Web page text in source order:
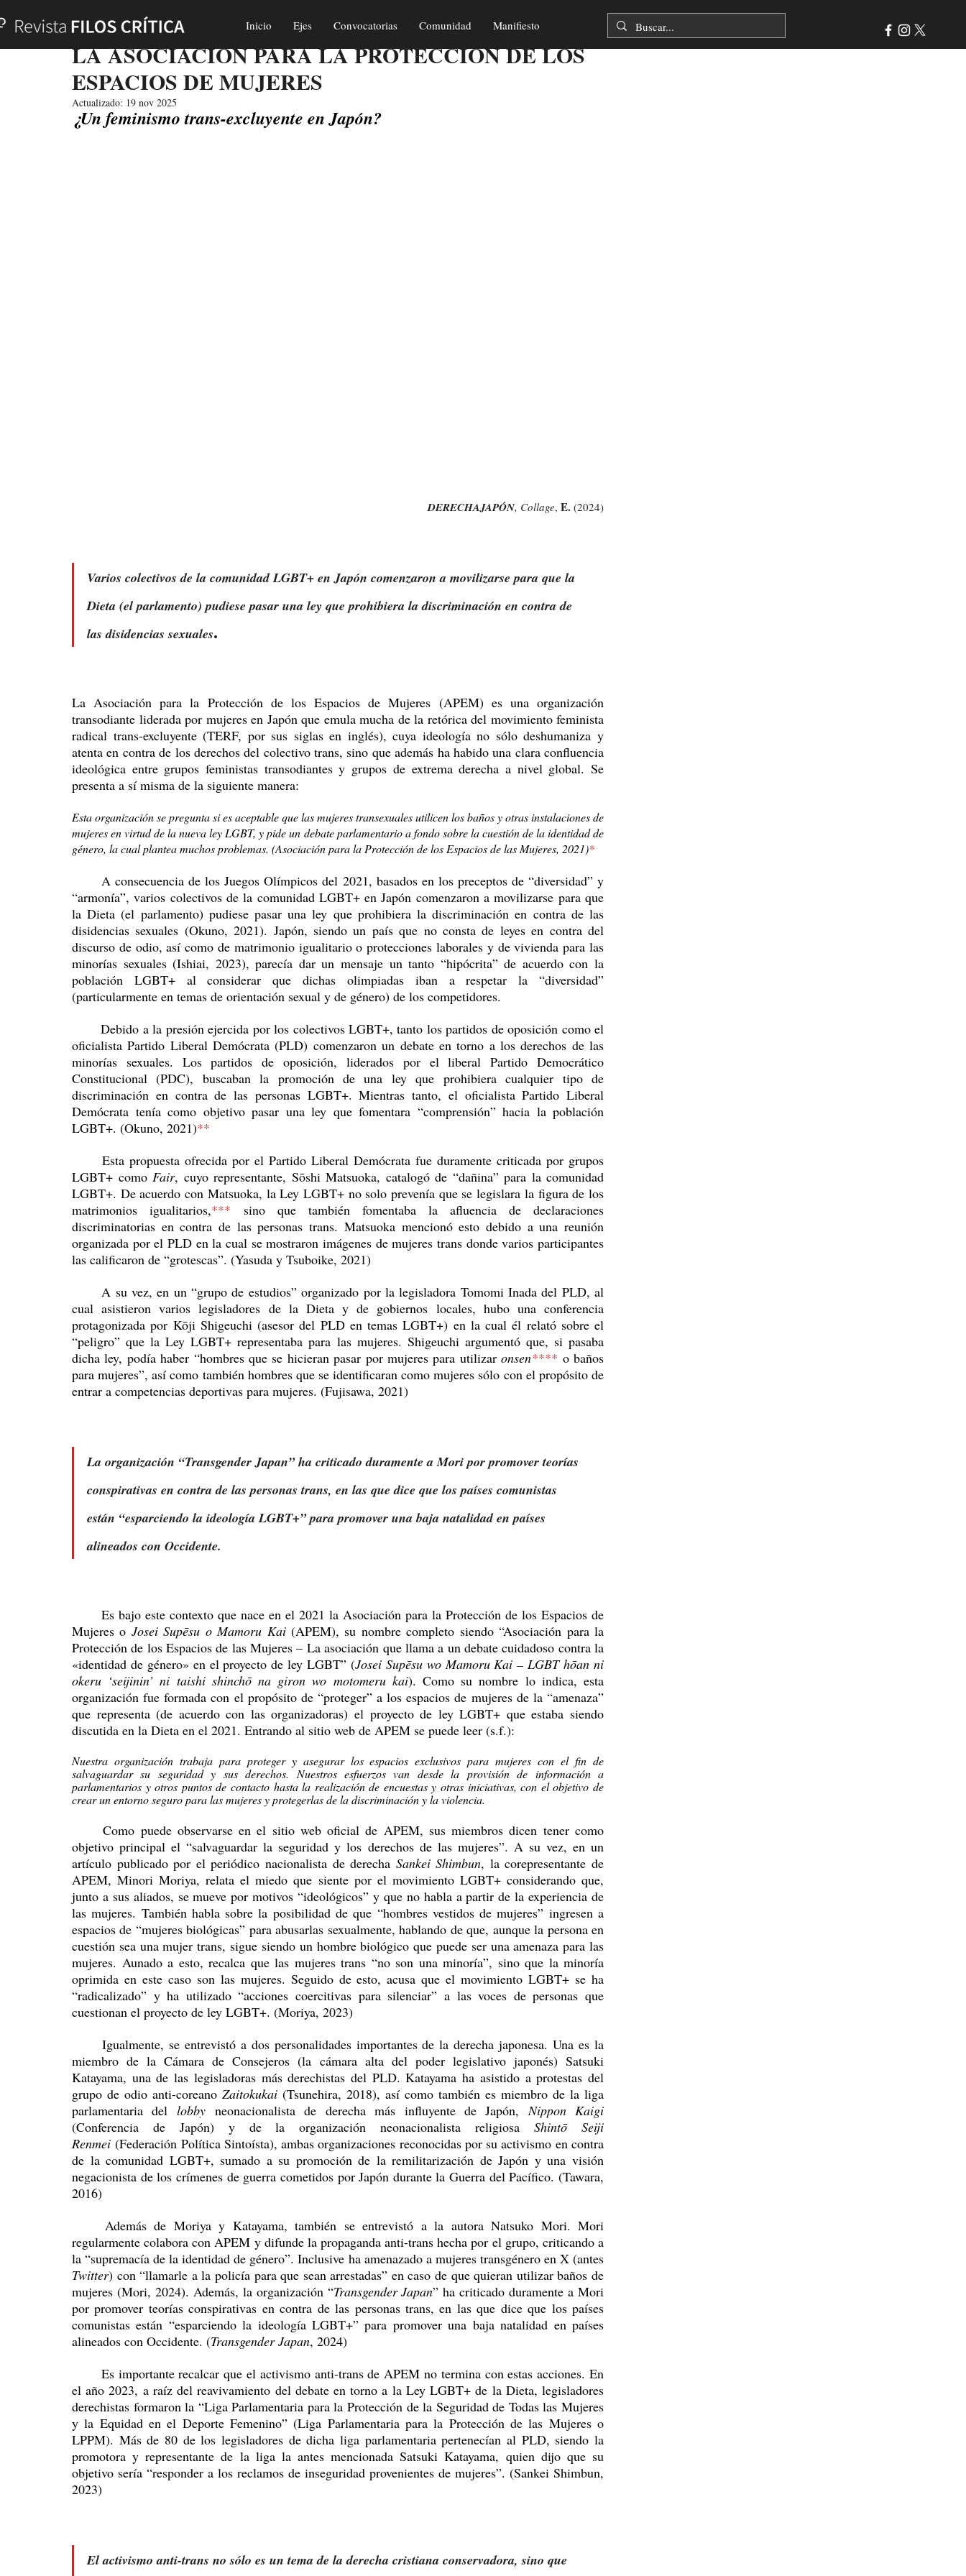
Inicio Ejes Convocatorias Comunidad Manifiesto
LA ASOCIACIÓN PARA LA PROTECCIÓN DE LOS
ESPACIOS DE MUJERES
Hans Alexander Razo Urias 26 abr 2025 18 min de lectura
Actualizado: 19 nov 2025
¿Un feminismo trans-excluyente en Japón?
DERECHAJAPÓN, Collage, E. (2024)
Varios colectivos de la comunidad LGBT+ en Japón comenzaron a movilizarse para que la
Dieta (el parlamento) pudiese pasar una ley que prohibiera la discriminación en contra de
las disidencias sexuales.
La Asociación para la Protección de los Espacios de Mujeres (APEM) es una organización
transodiante liderada por mujeres en Japón que emula mucha de la retórica del movimiento feminista
radical trans-excluyente (TERF, por sus siglas en inglés), cuya ideología no sólo deshumaniza y
atenta en contra de los derechos del colectivo trans, sino que además ha habido una clara confluencia
ideológica entre grupos feministas transodiantes y grupos de extrema derecha a nivel global. Se
presenta a sí misma de la siguiente manera:
Esta organización se pregunta si es aceptable que las mujeres transexuales utilicen los baños y otras instalaciones de
mujeres en virtud de la nueva ley LGBT, y pide un debate parlamentario a fondo sobre la cuestión de la identidad de
género, la cual plantea muchos problemas. (Asociación para la Protección de los Espacios de las Mujeres, 2021)*
	A consecuencia de los Juegos Olímpicos del 2021, basados en los preceptos de “diversidad” y
“armonía”, varios colectivos de la comunidad LGBT+ en Japón comenzaron a movilizarse para que
la Dieta (el parlamento) pudiese pasar una ley que prohibiera la discriminación en contra de las
disidencias sexuales (Okuno, 2021). Japón, siendo un país que no consta de leyes en contra del
discurso de odio, así como de matrimonio igualitario o protecciones laborales y de vivienda para las
minorías sexuales (Ishiai, 2023), parecía dar un mensaje un tanto “hipócrita” de acuerdo con la
población LGBT+ al considerar que dichas olimpiadas iban a respetar la “diversidad”
(particularmente en temas de orientación sexual y de género) de los competidores.
	Debido a la presión ejercida por los colectivos LGBT+, tanto los partidos de oposición como el
oficialista Partido Liberal Demócrata (PLD) comenzaron un debate en torno a los derechos de las
minorías sexuales. Los partidos de oposición, liderados por el liberal Partido Democrático
Constitucional (PDC), buscaban la promoción de una ley que prohibiera cualquier tipo de
discriminación en contra de las personas LGBT+. Mientras tanto, el oficialista Partido Liberal
Demócrata tenía como objetivo pasar una ley que fomentara “comprensión” hacia la población
LGBT+. (Okuno, 2021)**
LGBT+ como Fair, cuyo representante, Sōshi Matsuoka, catalogó de “dañina” para la comunidad
LGBT+. De acuerdo con Matsuoka, la Ley LGBT+ no solo prevenía que se legislara la figura de los
matrimonios igualitarios,*** sino que también fomentaba la afluencia de declaraciones
discriminatorias en contra de las personas trans. Matsuoka mencionó esto debido a una reunión
organizada por el PLD en la cual se mostraron imágenes de mujeres trans donde varios participantes
las calificaron de “grotescas”. (Yasuda y Tsuboike, 2021)
	A su vez, en un “grupo de estudios” organizado por la legisladora Tomomi Inada del PLD, al
cual asistieron varios legisladores de la Dieta y de gobiernos locales, hubo una conferencia
protagonizada por Kōji Shigeuchi (asesor del PLD en temas LGBT+) en la cual él relató sobre el
“peligro” que la Ley LGBT+ representaba para las mujeres. Shigeuchi argumentó que, si pasaba
dicha ley, podía haber “hombres que se hicieran pasar por mujeres para utilizar onsen**** o baños
para mujeres”, así como también hombres que se identificaran como mujeres sólo con el propósito de
entrar a competencias deportivas para mujeres. (Fujisawa, 2021)
La organización “Transgender Japan” ha criticado duramente a Mori por promover teorías
conspirativas en contra de las personas trans, en las que dice que los países comunistas
están “esparciendo la ideología LGBT+” para promover una baja natalidad en países
alineados con Occidente.
Mujeres o Josei Supēsu o Mamoru Kai (APEM), su nombre completo siendo “Asociación para la
Protección de los Espacios de las Mujeres – La asociación que llama a un debate cuidadoso contra la
«identidad de género» en el proyecto de ley LGBT” (Josei Supēsu wo Mamoru Kai – LGBT hōan ni
okeru ‘seijinin’ ni taishi shinchō na giron wo motomeru kai). Como su nombre lo indica, esta
organización fue formada con el propósito de “proteger” a los espacios de mujeres de la “amenaza”
que representa (de acuerdo con las organizadoras) el proyecto de ley LGBT+ que estaba siendo
discutida en la Dieta en el 2021. Entrando al sitio web de APEM se puede leer (s.f.):
Nuestra organización trabaja para proteger y asegurar los espacios exclusivos para mujeres con el fin de
salvaguardar su seguridad y sus derechos. Nuestros esfuerzos van desde la provisión de información a
parlamentarios y otros puntos de contacto hasta la realización de encuestas y otras iniciativas, con el objetivo de
crear un entorno seguro para las mujeres y protegerlas de la discriminación y la violencia.
	Como puede observarse en el sitio web oficial de APEM, sus miembros dicen tener como
objetivo principal el “salvaguardar la seguridad y los derechos de las mujeres”. A su vez, en un
artículo publicado por el periódico nacionalista de derecha Sankei Shimbun, la corepresentante de
APEM, Minori Moriya, relata el miedo que siente por el movimiento LGBT+ considerando que,
junto a sus aliados, se mueve por motivos “ideológicos” y que no habla a partir de la experiencia de
las mujeres. También habla sobre la posibilidad de que “hombres vestidos de mujeres” ingresen a
espacios de “mujeres biológicas” para abusarlas sexualmente, hablando de que, aunque la persona en
cuestión sea una mujer trans, sigue siendo un hombre biológico que puede ser una amenaza para las
mujeres. Aunado a esto, recalca que las mujeres trans “no son una minoría”, sino que la minoría
oprimida en este caso son las mujeres. Seguido de esto, acusa que el movimiento LGBT+ se ha
“radicalizado” y ha utilizado “acciones coercitivas para silenciar” a las voces de personas que
cuestionan el proyecto de ley LGBT+. (Moriya, 2023)
miembro de la Cámara de Consejeros (la cámara alta del poder legislativo japonés) Satsuki
Katayama, una de las legisladoras más derechistas del PLD. Katayama ha asistido a protestas del
grupo de odio anti-coreano Zaitokukai (Tsunehira, 2018), así como también es miembro de la liga
parlamentaria del lobby neonacionalista de derecha más influyente de Japón,
(Conferencia de Japón) y de la organización neonacionalista religiosa Shintō Seiji
Renmei (Federación Política Sintoísta), ambas organizaciones reconocidas por su activismo en contra
de la comunidad LGBT+, sumado a su promoción de la remilitarización de Japón y una visión
negacionista de los crímenes de guerra cometidos por Japón durante la Guerra del Pacífico. (Tawara,
2016)
regularmente colabora con APEM y difunde la propaganda anti-trans hecha por el grupo, criticando a
Twitter) con “llamarle a la policía para que sean arrestadas” en caso de que quieran utilizar baños de
mujeres (Mori, 2024). Además, la organización “Transgender Japan” ha criticado duramente a Mori
por promover teorías conspirativas en contra de las personas trans, en las que dice que los países
comunistas están “esparciendo la ideología LGBT+” para promover una baja natalidad en países
alineados con Occidente. (Transgender Japan, 2024)
el año 2023, a raíz del reavivamiento del debate en torno a la Ley LGBT+ de la Dieta, legisladores
derechistas formaron la “Liga Parlamentaria para la Protección de la Seguridad de Todas las Mujeres
y la Equidad en el Deporte Femenino” (Liga Parlamentaria para la Protección de las Mujeres o
LPPM). Más de 80 de los legisladores de dicha liga parlamentaria pertenecían al PLD, siendo la
promotora y representante de la liga la antes mencionada Satsuki Katayama, quien dijo que su
objetivo sería “responder a los reclamos de inseguridad provenientes de mujeres”. (Sankei Shimbun,
2023)
El activismo anti-trans no sólo es un tema de la derecha cristiana conservadora, sino que